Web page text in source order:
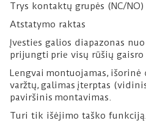
Trys kontaktų grupės (NC/NO)
Atstatymo raktas
Įvesties galios diapazonas nuo
prijungti prie visų rūšių
Lengvai montuojamas, išorinė
varžtų, galimas įterptas
paviršinis montavimas.
Turi tik išėjimo taško funkciją.